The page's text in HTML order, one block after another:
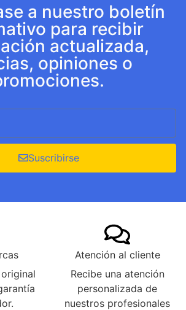
a nuestro boletín
para recibir
actualizada,
opiniones o
Suscribirse
Atención al cliente
Recibe una atención
personalizada de
nuestros profesionales